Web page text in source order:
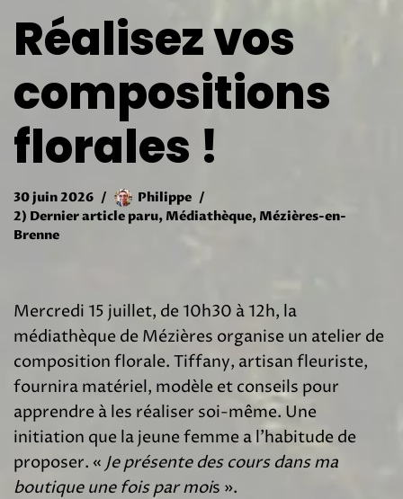
Réalisez vos
compositions
florales !
30 juin 2026
Philippe
2) Dernier article paru, Médiathèque, Mézières-en-
Brenne
Mercredi 15 juillet, de 10h30 à 12h, la
médiathèque de Mézières organise un atelier de
composition florale. Tiffany, artisan fleuriste,
fournira matériel, modèle et conseils pour
apprendre à les réaliser soi-même. Une
initiation que la jeune femme a l’habitude de
proposer. « Je présentedes cours dans ma
boutique une fois par mois ».